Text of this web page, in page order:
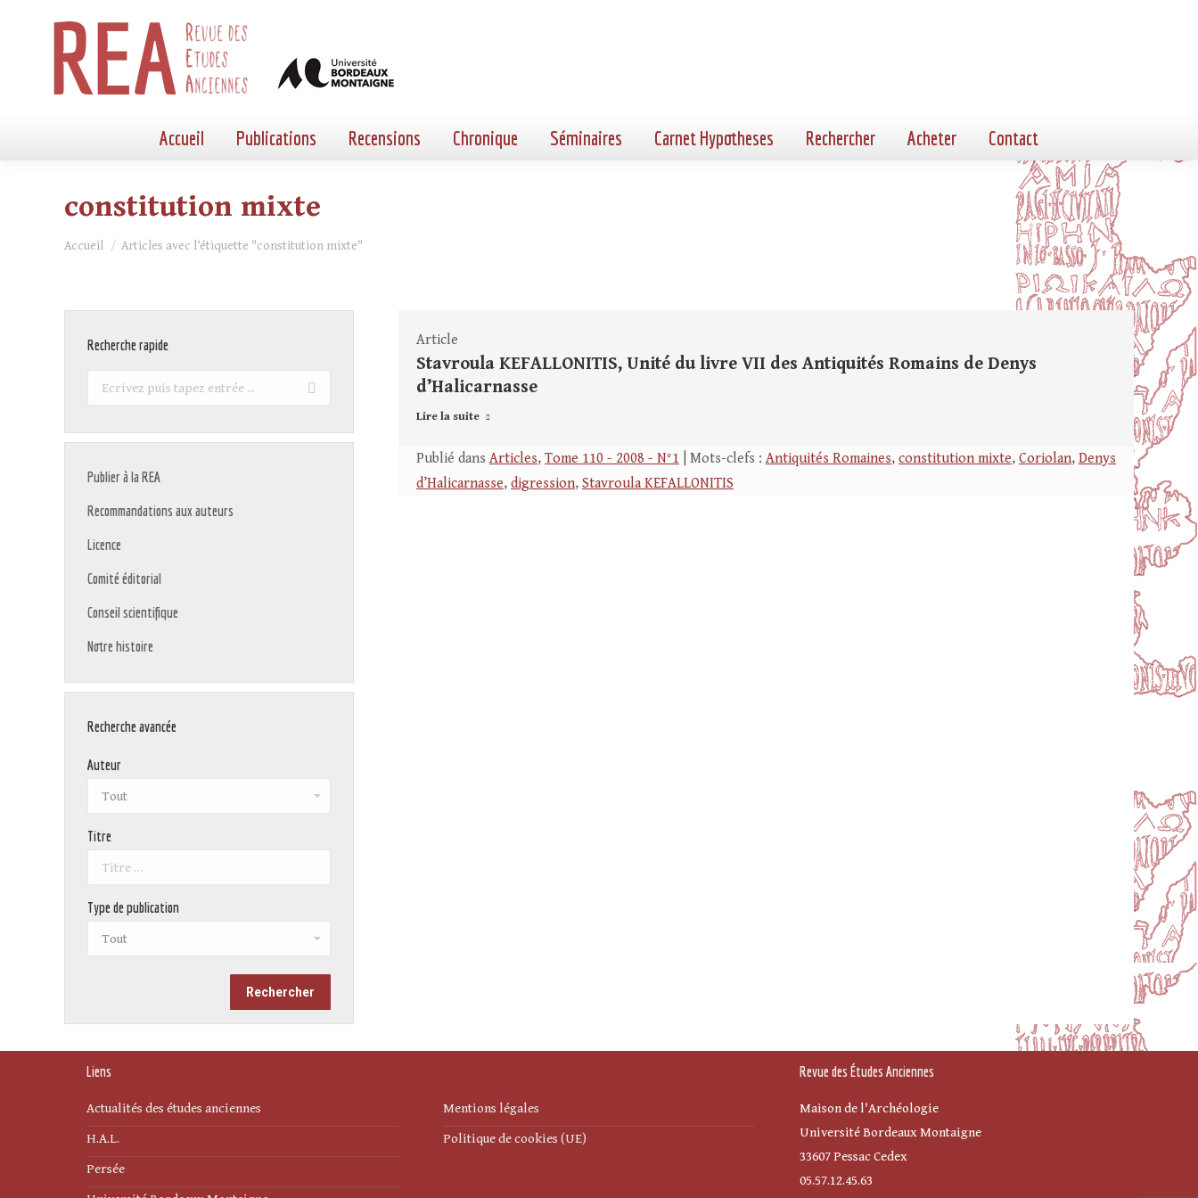
Accueil Publications Recensions Chronique Séminaires Carnet Hypotheses Rechercher Acheter Contact
constitution mixte
Vous êtes ici :
Accueil Articles avec l’étiquette "constitution mixte"
Article
Stavroula KEFALLONITIS, Unité du livre VII des Antiquités Romains de Denys
d’Halicarnasse
Lire la suite
Publié dans Articles, Tome 110 - 2008 - N°1 | Mots-clefs : Antiquités Romaines, constitution mixte, Coriolan, Denys
d’Halicarnasse, digression, Stavroula KEFALLONITIS
Recherche rapide
Recherche
Publier à la REA
Recommandations aux auteurs
Licence
Comité éditorial
Conseil scientifique
Notre histoire
Recherche avancée
Auteur
Titre
Type de publication
Liens
Actualités des études anciennes
H.A.L.
Persée
Mentions légales
Politique de cookies (UE)
Revue des Études Anciennes
Maison de l'Archéologie
Université Bordeaux Montaigne
33607 Pessac Cedex
05.57.12.45.63